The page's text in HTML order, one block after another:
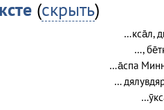
(скрыть)
…кса̄л,
…,
…а̄спа
…